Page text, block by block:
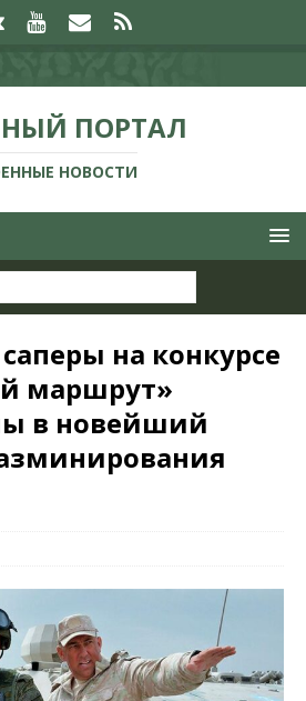
ПОРТАЛ
НОВОСТИ
на конкурсе
маршрут»
в новейший